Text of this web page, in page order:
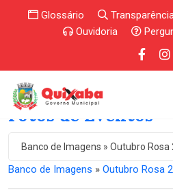
Glossário
Ouvidoria
Fotos de Eventos
Banco de Imagens » Outubro Rosa
Banco de Imagens » Outubro Rosa